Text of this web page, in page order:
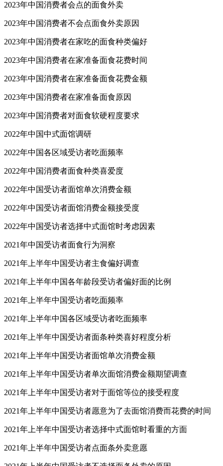
2023年中国消费者会点的面食外卖
2023年中国消费者不会点面食外卖原因
2023年中国消费者在家吃的面食种类偏好
2023年中国消费者在家准备面食花费时间
2023年中国消费者在家准备面食花费金额
2023年中国消费者在家准备面食原因
2023年中国消费者对面食软硬程度要求
2022年中国中式面馆调研
2022年中国各区域受访者吃面频率
2022年中国消费者面食种类喜爱度
2022年中国受访者面馆单次消费金额
2022年中国受访者面馆消费金额接受度
2022年中国受访者选择中式面馆时考虑因素
2021年中国受访者面食行为洞察
2021年上半年中国受访者主食偏好调查
2021年上半年中国各年龄段受访者偏好面的比例
2021年上半年中国受访者吃面频率
2021年上半年中国各区域受访者吃面频率
2021年上半年中国受访者面条种类喜好程度分析
2021年上半年中国受访者面馆单次消费金额
2021年上半年中国受访者单次面馆消费金额期望调查
2021年上半年中国受访者对于面馆等位的接受程度
2021年上半年中国受访者愿意为了去面馆消费而花费的时间
2021年上半年中国受访者选择中式面馆时看重的方面
2021年上半年中国受访者点面条外卖意愿